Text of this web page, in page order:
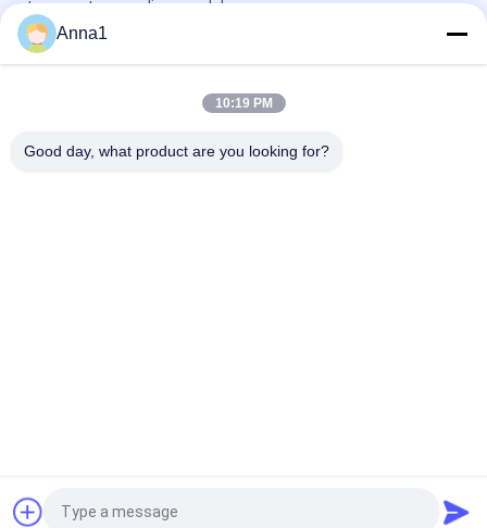
temperatuurregelingsmodule
PT101 Custom NTC Temperatuur sensor is geschikt voor
slimme huizen
PT100 NTC Temperatuursensor Is Geschikt Voor Notebook
Vraag een offerte aan
Anna1
10:19 PM
Good day, what product are you looking for?